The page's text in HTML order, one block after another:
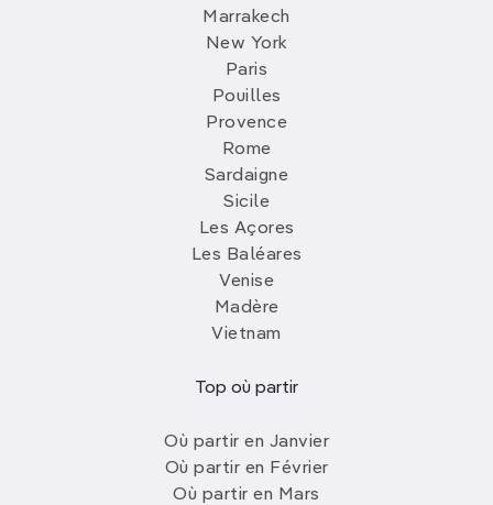
Marrakech
New York
Paris
Pouilles
Provence
Rome
Sardaigne
Sicile
Les Açores
Les Baléares
Venise
Madère
Vietnam
Top où partir
Où partir en Janvier
Où partir en Février
Où partir en Mars